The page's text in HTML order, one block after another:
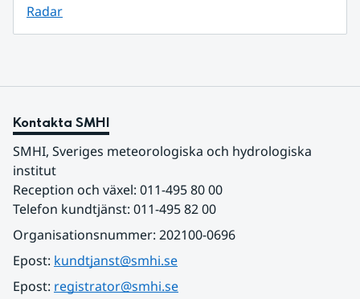
Radar
Kontakta SMHI
SMHI, Sveriges meteorologiska och hydrologiska
institut
Reception och växel: 011-495 80 00
Telefon kundtjänst: 011-495 82 00
Organisationsnummer: 202100-0696
Epost: kundtjanst@smhi.se
Epost: registrator@smhi.se